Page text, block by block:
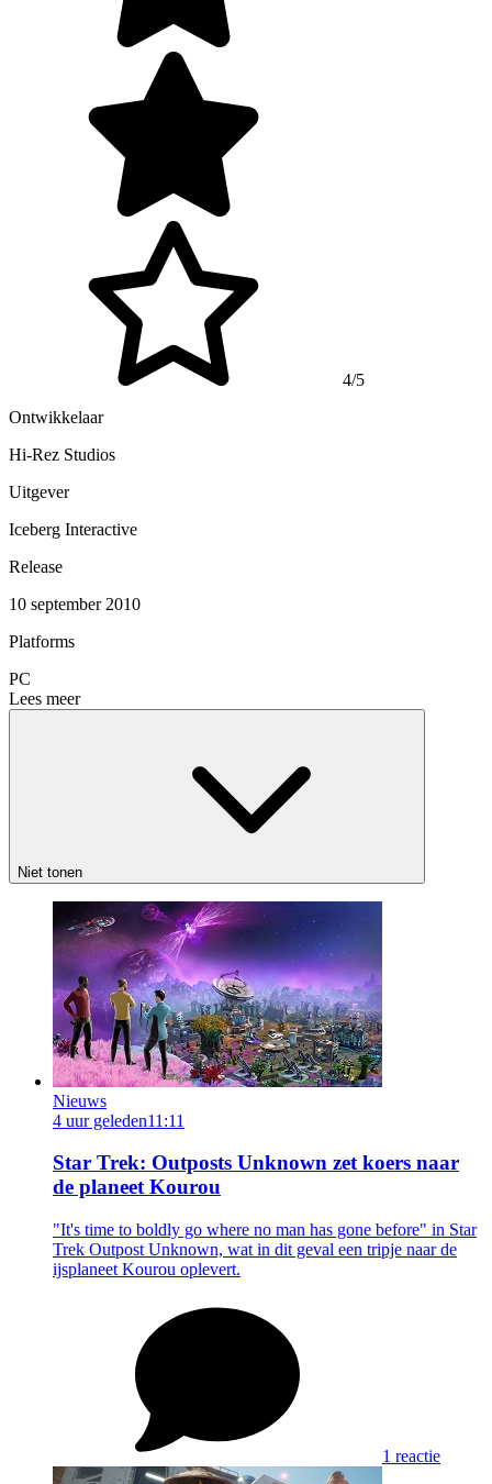
4/5
Ontwikkelaar
Hi-Rez Studios
Uitgever
Iceberg Interactive
Release
10 september 2010
Platforms
PC
Lees meer
Niet tonen
Nieuws
4 uur geleden11:11
Star Trek: Outposts Unknown zet koers naar
de planeet Kourou
"It's time to boldly go where no man has gone before" in Star
Trek Outpost Unknown, wat in dit geval een tripje naar de
ijsplaneet Kourou oplevert.
1 reactie